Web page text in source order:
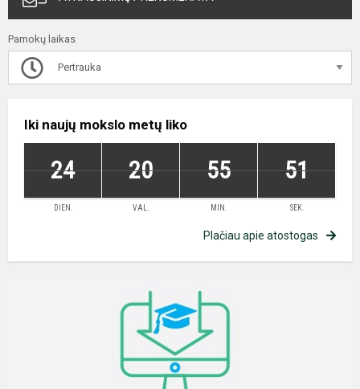
Pamokų laikas
Pertrauka
Iki naujų mokslo metų liko
24 20 55 51
DIEN. VAL. MIN. SEK.
Plačiau apie atostogas